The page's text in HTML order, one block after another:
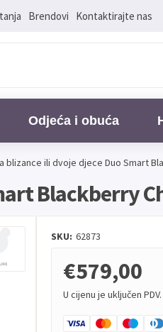
Brendovi Kontaktirajte nas
Odjeća i obuća
blizance ili dvoje djece Duo Smart
Blackberry
SKU: 62873
€579,00
U cijenu je uključen PDV.